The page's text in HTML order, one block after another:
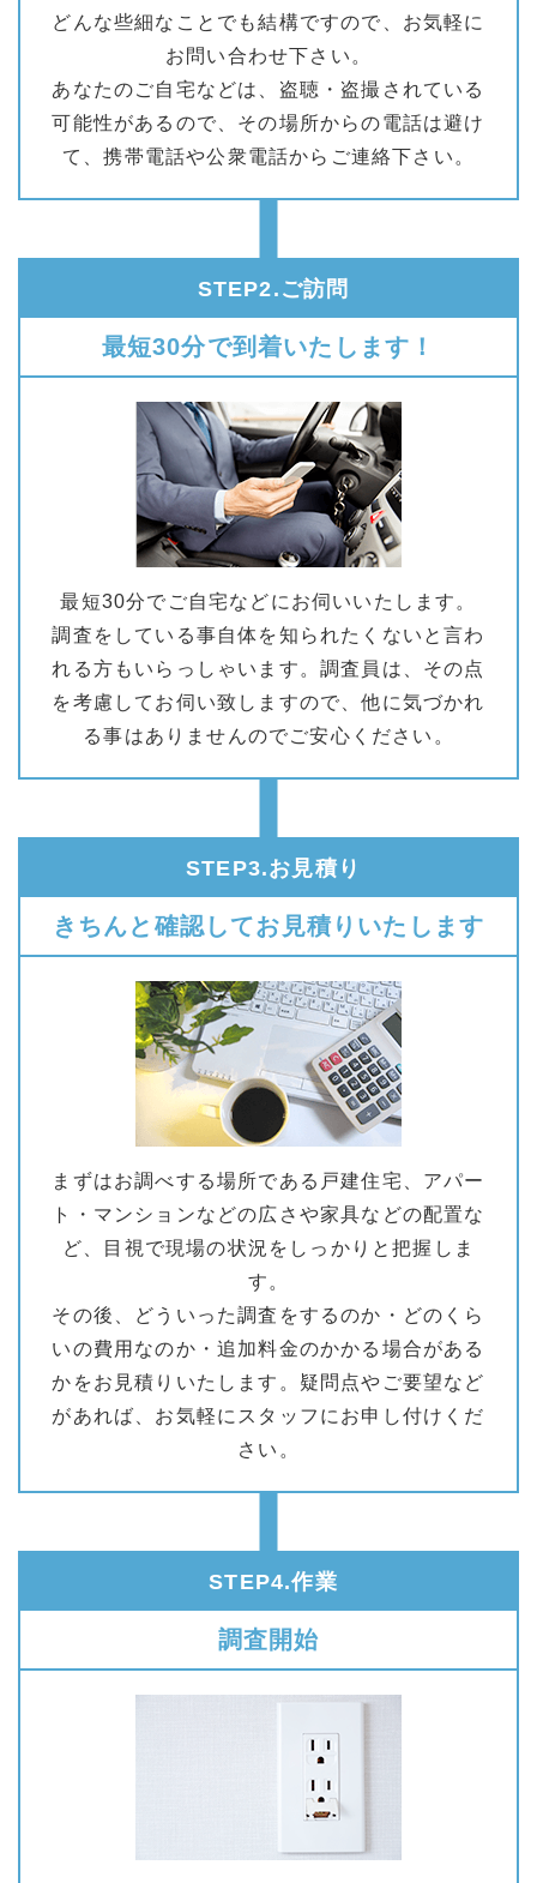
どんな些細なことでも結構ですので、お気軽に
お問い合わせ下さい。
あなたのご自宅などは、盗聴・盗撮されている
可能性があるので、その場所からの電話は避け
て、携帯電話や公衆電話からご連絡下さい。
STEP2.ご訪問
最短30分で到着いたします！
最短30分でご自宅などにお伺いいたします。
調査をしている事自体を知られたくないと言わ
れる方もいらっしゃいます。調査員は、その点
を考慮してお伺い致しますので、他に気づかれ
る事はありませんのでご安心ください。
STEP3.お見積り
きちんと確認してお見積りいたします
まずはお調べする場所である戸建住宅、アパー
ト・マンションなどの広さや家具などの配置な
ど、目視で現場の状況をしっかりと把握しま
す。
その後、どういった調査をするのか・どのくら
いの費用なのか・追加料金のかかる場合がある
かをお見積りいたします。疑問点やご要望など
があれば、お気軽にスタッフにお申し付けくだ
さい。
STEP4.作業
調査開始